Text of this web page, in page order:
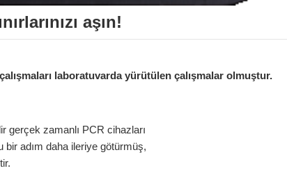
aşın!
laboratuvarda yürütülen çalışmalar olmuştur.
gerçek zamanlı PCR cihazları
bir adım daha ileriye götürmüş,